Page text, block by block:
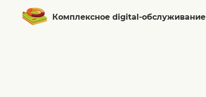
Комплексное digital-обслуживание